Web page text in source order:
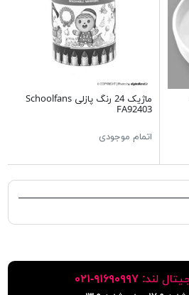
ماژیک 24 رنگ پازلی Schoolfans
FA92403
اتمام موجودی
لند:٩١۶٩٠٩٩٧-٠٢١